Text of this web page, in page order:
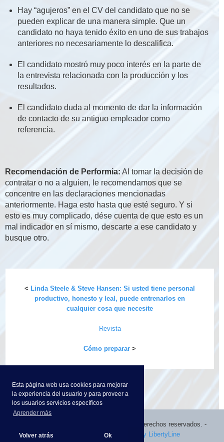
Esta página web usa cookies para mejorar
la experiencia del usuario y para proveer a
los usuarios servicios específicos
Aprender más
Volver atrás Ok
Hay “agujeros” en el CV del candidato que no se
pueden explicar de una manera simple. Que un
candidato no haya tenido éxito en uno de sus trabajos
anteriores no necesariamente lo descalifica.
El candidato mostró muy poco interés en la parte de
la entrevista relacionada con la producción y los
resultados.
El candidato duda al momento de dar la información
de contacto de su antiguo empleador como
referencia.
Recomendación de Performia: Al tomar la decisión de
contratar o no a alguien, le recomendamos que se
concentre en las declaraciones mencionadas
anteriormente. Haga esto hasta que esté seguro. Y si
esto es muy complicado, dése cuenta de que esto es un
mal indicador en sí mismo, descarte a ese candidato y
busque otro.
< Linda Steele & Steve Hansen: Si usted tiene personal
productivo, honesto y leal, puede entrenarlos en
cualquier cosa que necesite
Revista
Cómo preparar >
2026 Performia International. Todos los derechos reservados. -
Política de Privacidad - powered by LibertyLine